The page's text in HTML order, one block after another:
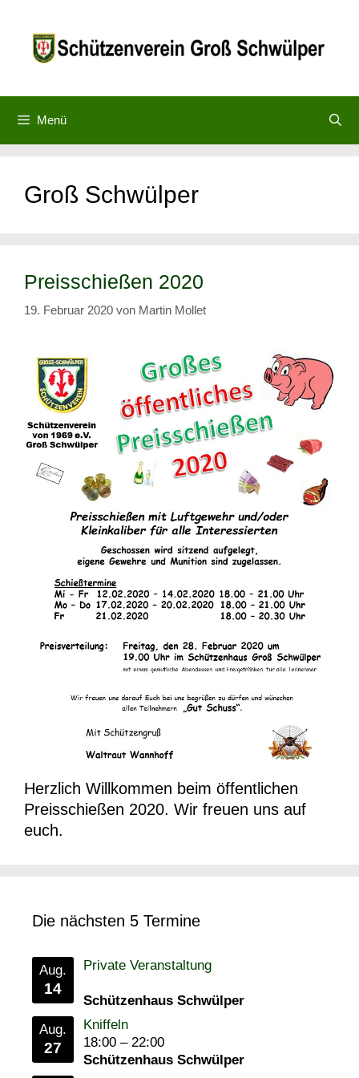
springen
Menü
Groß Schwülper
Preisschießen 2020
19. Februar 2020 von Martin Mollet
Herzlich Willkommen beim öffentlichen
Preisschießen 2020. Wir freuen uns auf
euch.
Die nächsten 5 Termine
Aug.
14
Private Veranstaltung
Schützenhaus Schwülper
Aug.
27
Kniffeln
18:00 – 22:00
Schützenhaus Schwülper